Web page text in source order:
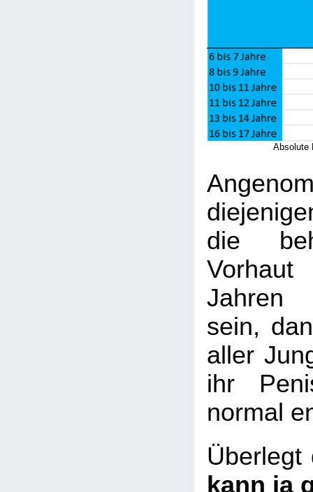
Absolute
die
Jahren
sein,
aller
ihr
normal
kann ja